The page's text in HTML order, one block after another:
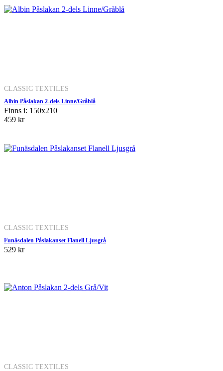
CLASSIC TEXTILES
Albin Påslakan 2-dels Linne/Gråblå
Finns i: 150x210
459 kr
CLASSIC TEXTILES
Funäsdalen Påslakanset Flanell Ljusgrå
529 kr
CLASSIC TEXTILES